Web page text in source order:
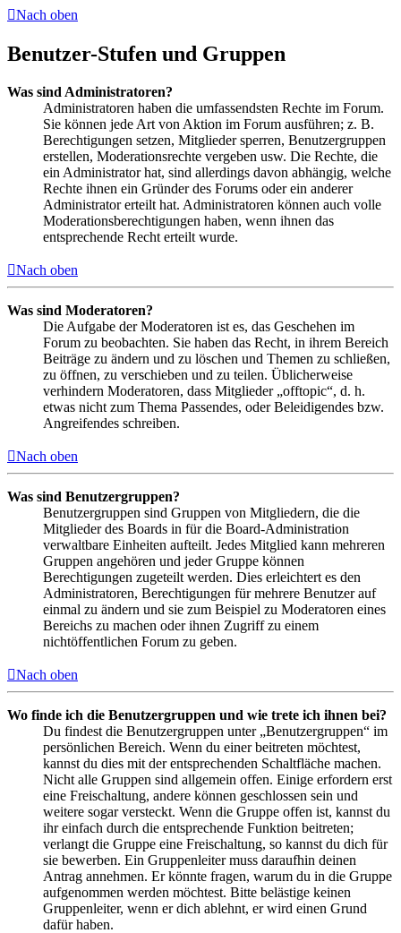
Nach oben
Benutzer-Stufen und Gruppen
Was sind Administratoren?
Administratoren haben die umfassendsten Rechte im Forum.
Sie können jede Art von Aktion im Forum ausführen; z. B.
Berechtigungen setzen, Mitglieder sperren, Benutzergruppen
erstellen, Moderationsrechte vergeben usw. Die Rechte, die
ein Administrator hat, sind allerdings davon abhängig, welche
Rechte ihnen ein Gründer des Forums oder ein anderer
Administrator erteilt hat. Administratoren können auch volle
Moderationsberechtigungen haben, wenn ihnen das
entsprechende Recht erteilt wurde.
Nach oben
Was sind Moderatoren?
Die Aufgabe der Moderatoren ist es, das Geschehen im
Forum zu beobachten. Sie haben das Recht, in ihrem Bereich
Beiträge zu ändern und zu löschen und Themen zu schließen,
zu öffnen, zu verschieben und zu teilen. Üblicherweise
verhindern Moderatoren, dass Mitglieder „offtopic“, d. h.
etwas nicht zum Thema Passendes, oder Beleidigendes bzw.
Angreifendes schreiben.
Nach oben
Was sind Benutzergruppen?
Benutzergruppen sind Gruppen von Mitgliedern, die die
Mitglieder des Boards in für die Board-Administration
verwaltbare Einheiten aufteilt. Jedes Mitglied kann mehreren
Gruppen angehören und jeder Gruppe können
Berechtigungen zugeteilt werden. Dies erleichtert es den
Administratoren, Berechtigungen für mehrere Benutzer auf
einmal zu ändern und sie zum Beispiel zu Moderatoren eines
Bereichs zu machen oder ihnen Zugriff zu einem
nichtöffentlichen Forum zu geben.
Nach oben
Wo finde ich die Benutzergruppen und wie trete ich ihnen bei?
Du findest die Benutzergruppen unter „Benutzergruppen“ im
persönlichen Bereich. Wenn du einer beitreten möchtest,
kannst du dies mit der entsprechenden Schaltfläche machen.
Nicht alle Gruppen sind allgemein offen. Einige erfordern erst
eine Freischaltung, andere können geschlossen sein und
weitere sogar versteckt. Wenn die Gruppe offen ist, kannst du
ihr einfach durch die entsprechende Funktion beitreten;
verlangt die Gruppe eine Freischaltung, so kannst du dich für
sie bewerben. Ein Gruppenleiter muss daraufhin deinen
Antrag annehmen. Er könnte fragen, warum du in die Gruppe
aufgenommen werden möchtest. Bitte belästige keinen
Gruppenleiter, wenn er dich ablehnt, er wird einen Grund
dafür haben.